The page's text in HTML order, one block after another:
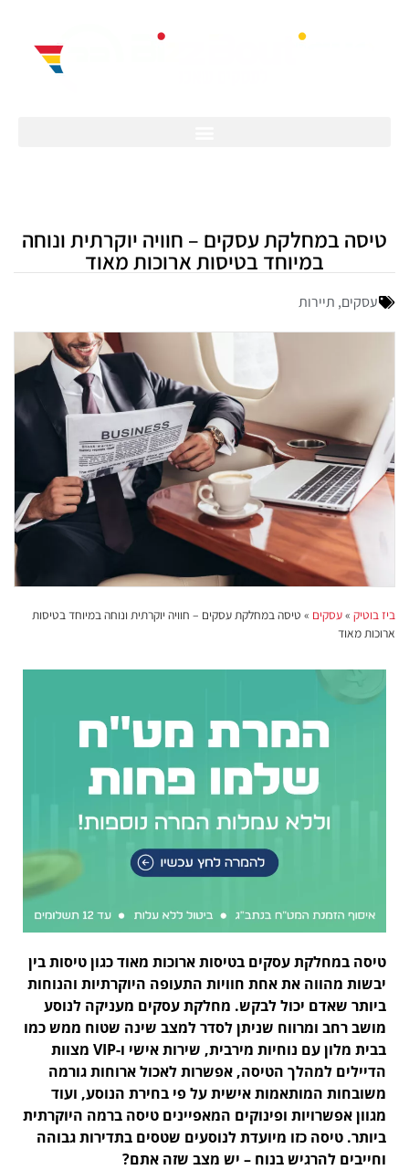
טיסה במחלקת עסקים – חוויה יוקרתית ונוחה
במיוחד בטיסות ארוכות מאוד
עסקים, תיירות
ביז בוטיק »עסקים » טיסה במחלקת עסקים – חוויה יוקרתית ונוחה במיוחד בטיסות
ארוכות מאוד
טיסה במחלקת עסקים בטיסות ארוכות מאוד כגון טיסות בין
יבשות מהווה את אחת חוויות התעופה היוקרתיות והנוחות
ביותר שאדם יכול לבקש. מחלקת עסקים מעניקה לנוסע
מושב רחב ומרווח שניתן לסדר למצב שינה שטוח ממש כמו
בבית מלון עם נוחיות מירבית, שירות אישי ו-VIP מצוות
הדיילים למהלך הטיסה, אפשרות לאכול ארוחות גורמה
משובחות המותאמות אישית על פי בחירת הנוסע, ועוד
מגוון אפשרויות ופינוקים המאפיינים טיסה ברמה היוקרתית
ביותר. טיסה כזו מיועדת לנוסעים שטסים בתדירות גבוהה
וחייבים להרגיש בנוח – יש מצב שזה אתם?